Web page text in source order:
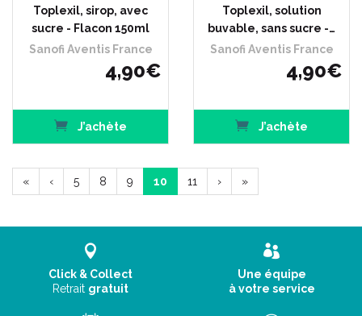
Toplexil, sirop, avec
sucre - Flacon 150ml
Sanofi Aventis France
4,90€
J’achète
Toplexil, solution
buvable, sans sucre -…
Sanofi Aventis France
4,90€
J’achète
« ‹ 5 8 9 10 11 › »
Click & Collect
Retrait gratuit
Une équipe
à votre service